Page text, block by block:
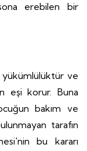
erebilen bir
yükümlülüktür ve
eşi korur. Buna
bakım ve
tarafın
bu kararı